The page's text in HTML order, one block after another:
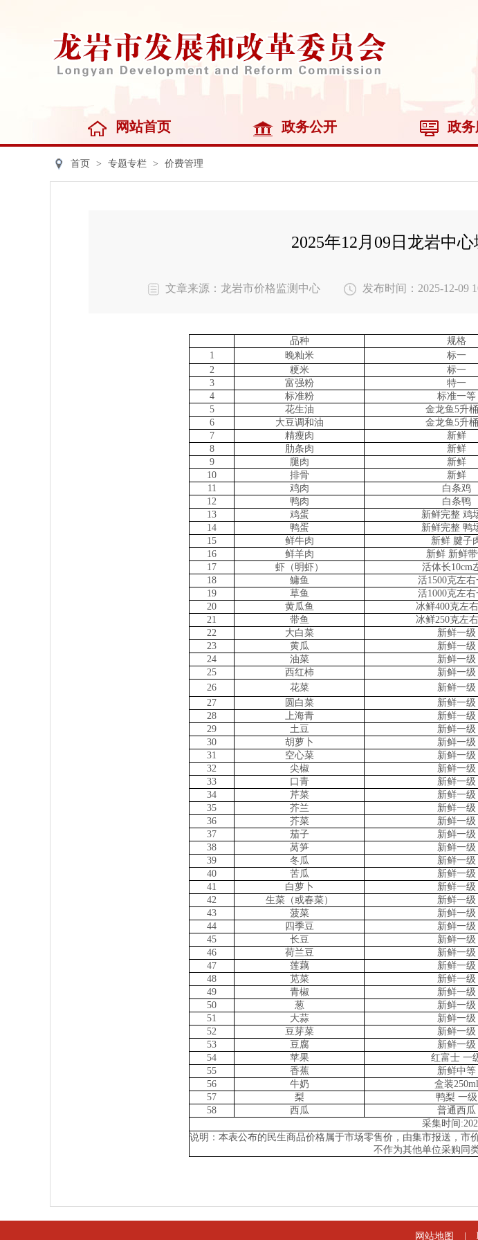
网站首页 政务公开 政
首页 > 专题专栏 > 价费管理
2025年12月09日龙岩中
文章来源：龙岩市价格监测中心 发布时间：2025-12-09
品种 规格
1
晚籼米 标一
2
粳米 标一
3
富强粉 特一
4
标准粉 标准一等
5
花生油 金龙鱼5升
6
大豆调和油 金龙鱼5升
7
精瘦肉 新鲜
8
肋条肉 新鲜
9
腿肉 新鲜
10
排骨 新鲜
11
鸡肉 白条鸡
12
鸭肉 白条鸭
13
鸡蛋 新鲜完整 鸡
14
鸭蛋 新鲜完整 鸭
15
鲜牛肉 新鲜 腱子
16
鲜羊肉 新鲜 新鲜
17
虾（明虾） 活体长10cm
18
鳙鱼 活1500克左右
19
草鱼 活1000克左右
20
黄瓜鱼 冰鲜400克左
21
带鱼 冰鲜250克左
22
大白菜 新鲜一级
23
黄瓜 新鲜一级
24
油菜 新鲜一级
25
西红柿 新鲜一级
26
花菜 新鲜一级
27
圆白菜 新鲜一级
28
上海青 新鲜一级
29
土豆 新鲜一级
30
胡萝卜 新鲜一级
31
空心菜 新鲜一级
32
尖椒 新鲜一级
33
口青 新鲜一级
34
芹菜 新鲜一级
35
芥兰 新鲜一级
36
芥菜 新鲜一级
37
茄子 新鲜一级
38
莴笋 新鲜一级
39
冬瓜 新鲜一级
40
苦瓜 新鲜一级
41
白萝卜 新鲜一级
42
生菜（或春菜） 新鲜一级
43
菠菜 新鲜一级
44
四季豆 新鲜一级
45
长豆 新鲜一级
46
荷兰豆 新鲜一级
47
莲藕 新鲜一级
48
苋菜 新鲜一级
49
青椒 新鲜一级
50
葱 新鲜一级
51
大蒜 新鲜一级
52
豆芽菜 新鲜一级
53
豆腐 新鲜一级
54
苹果 红富士 一
55
香蕉 新鲜中等
56
牛奶 盒装250ml
57
梨 鸭梨 一级
58
西瓜 普通西瓜
采集时间
说明：本表公布的民生商品价格属于市场零售价，由集市报送，市
不作为其他单位采购同
网站地图